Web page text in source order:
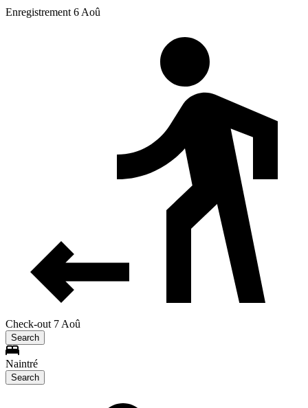
Enregistrement 6 Aoû
Check-out 7 Aoû
Search
Naintré
Search